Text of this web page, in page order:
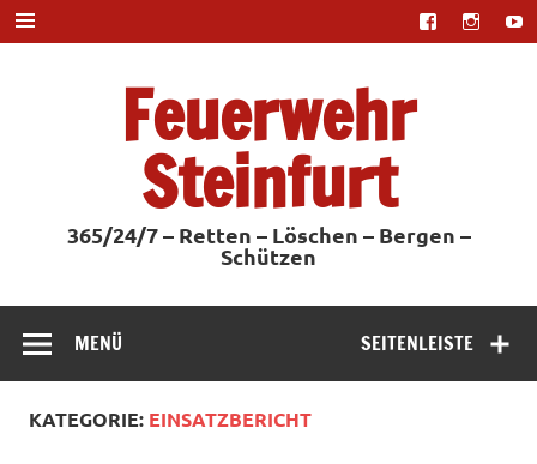
Zum
Inhalt
springen
Feuerwehr
Steinfurt
365/24/7 – Retten – Löschen – Bergen –
Schützen
SEITENLEISTE
MENÜ
KATEGORIE: EINSATZBERICHT